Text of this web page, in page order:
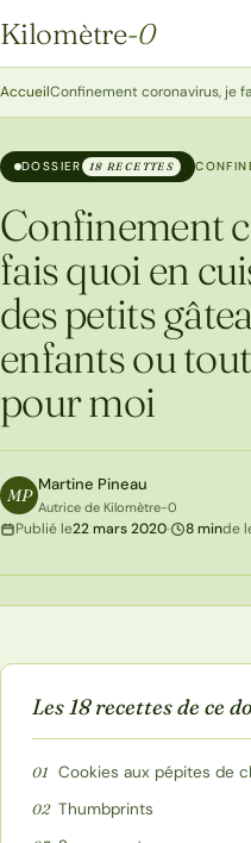
Kilomètre-0
Kilomètre-0
Accueil
DOSSIER 18 RECETTES
Confinement
fais quoi en
des petits
enfants ou
pour moi
MP
Martine Pineau
Autrice de Kilomètre-0
Publié le22 mars 2020 8 minde
18RECETTES
Les 18 recettes de ce
01 Cookies aux pépites de
02 Thumbprints